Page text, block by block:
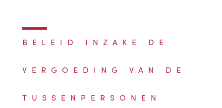
BELEID INZAKE DE
VERGOEDING VAN DE
TUSSENPERSONEN